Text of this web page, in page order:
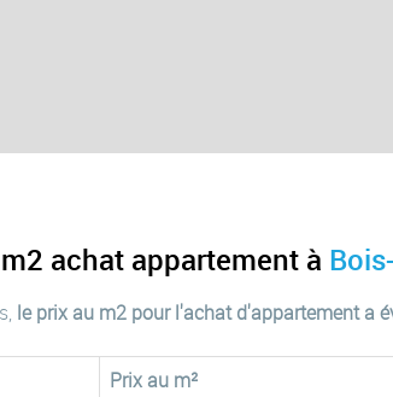
achat appartement à
le prix au m2 pour l'achat d'appartement a
Prix au m²